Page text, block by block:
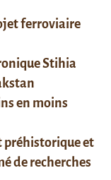
ferroviaire
Stihia
en moins
préhistorique et
de recherches